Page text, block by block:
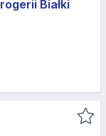
Białki